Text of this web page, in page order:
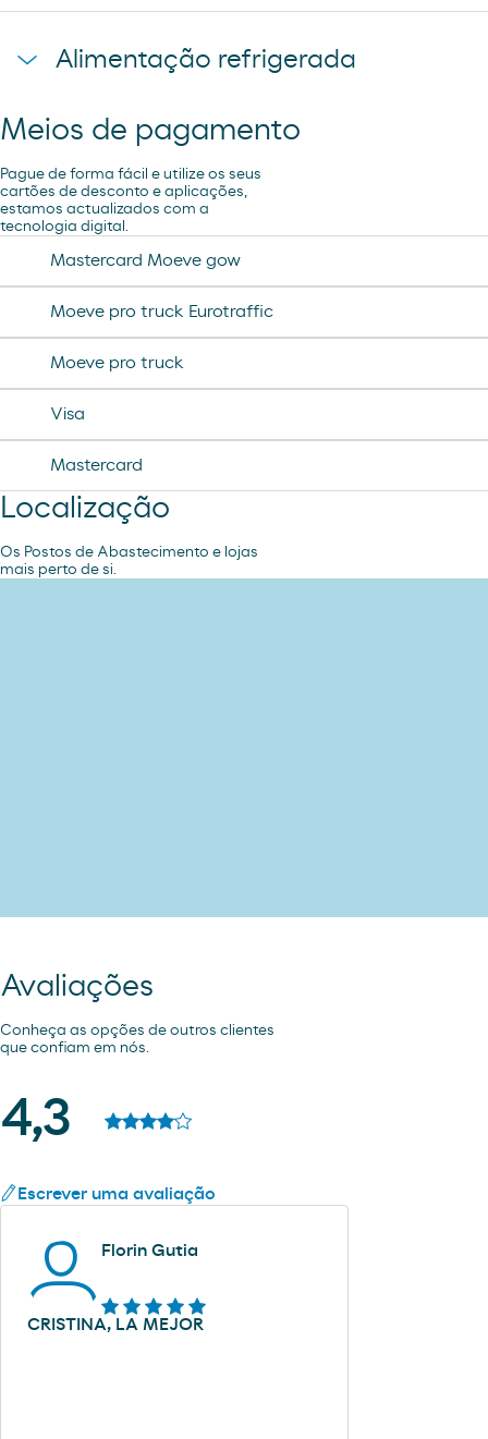
cheetos pandilla
sadwich mediterraneo
compresas evax
tampax compak
desodorante spray axe
Alimentação refrigerada
coca cao shake
minifuet sticks
jamon curado navidul
chorizo revilla
helado magnun
helado calippo
Meios de pagamento
Pague de forma fácil e utilize os seus
cartões de desconto e aplicações,
estamos actualizados com a
tecnologia digital.
Mastercard Moeve gow
Moeve pro truck Eurotraffic
Moeve pro truck
Visa
Mastercard
Localização
Os Postos de Abastecimento e lojas
mais perto de si.
Avaliações
Conheça as opções de outros clientes
que confiam em nós.
4,3
Escrever uma avaliação
Florin Gutia
CRISTINA, LA MEJOR